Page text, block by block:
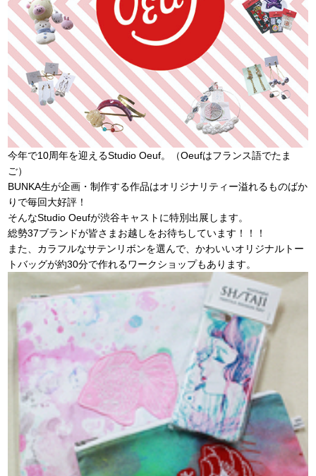
今年で10周年を迎えるStudio Oeuf。（Oeufはフランス語でたま
ご）
BUNKA生が企画・制作する作品はオリジナリティー溢れるものばか
りで毎回大好評！
そんなStudio Oeufが渋谷キャストに特別出展します。
総勢37ブランドが皆さまお越しをお待ちしています！！！
また、カラフルなサテンリボンを選んで、かわいいオリジナルトー
トバッグが約30分で作れるワークショップもあります。